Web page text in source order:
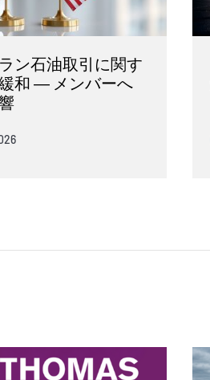
ン石油取引に関す
和 ― メンバーへ